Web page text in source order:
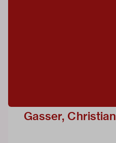
Gasser, Christian